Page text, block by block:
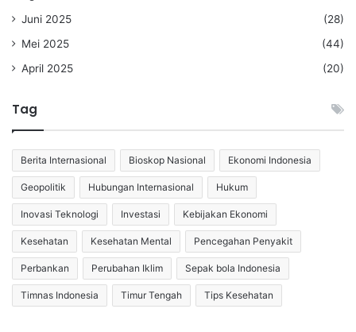
Juni 2025
(28)
Mei 2025
(44)
April 2025
(20)
Tag
Berita Internasional Bioskop Nasional Ekonomi Indonesia
Geopolitik Hubungan Internasional Hukum
Inovasi Teknologi Investasi Kebijakan Ekonomi
Kesehatan Kesehatan Mental Pencegahan Penyakit
Perbankan Perubahan Iklim Sepak bola Indonesia
Timnas Indonesia Timur Tengah Tips Kesehatan